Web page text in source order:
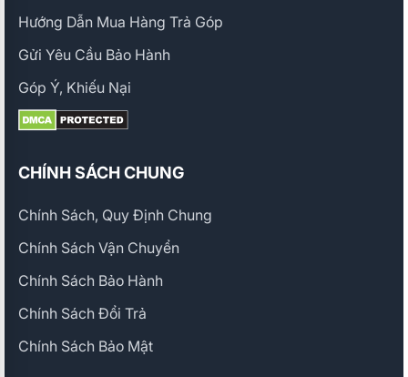
Hướng Dẫn Mua Hàng Trả Góp
Gửi Yêu Cầu Bảo Hành
Góp Ý, Khiếu Nại
CHÍNH SÁCH CHUNG
Chính Sách, Quy Định Chung
Chính Sách Vận Chuyển
Chính Sách Bảo Hành
Chính Sách Đổi Trả
Chính Sách Bảo Mật